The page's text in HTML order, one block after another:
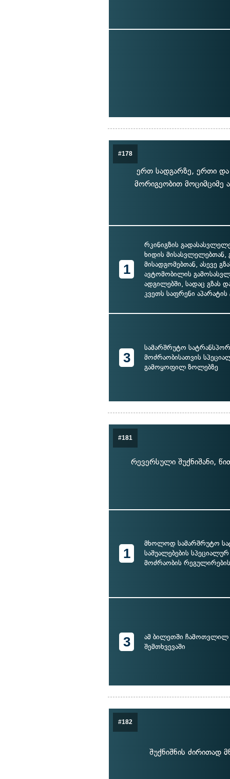
#178
ერთ სადგარზე, ერთი
მორიგეობით მოციმციმე
1
რკინიგზის
ხიდის მისასვლელებთან,
მისადგომებთან, ასევე
ავტომობილის
ადგილებში, სადაც გზას
კვეთს საფრენი
3
სამარშრუტო
მოძრაობისათვის
გამოყოფილ ზოლებზე
#181
რევერსული შუქნიშანი,
1
მხოლოდ სამარშრუტო
საშუალებების
მოძრაობის
3
ამ ბილეთში ჩამოთვლილ
შემთხვევაში
#182
შუქნიშნის ძირითად